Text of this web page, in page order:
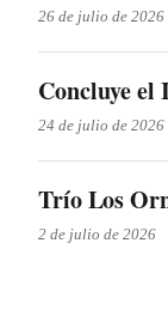
26 de julio de 2026
Concluye el
24 de julio de 2026
Trío Los
2 de julio de 2026